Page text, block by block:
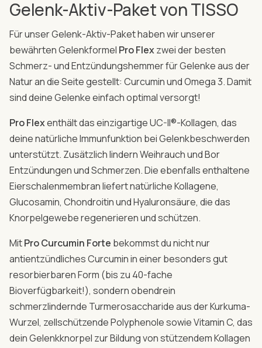
Gelenk-Aktiv-Paket von TISSO
Für unser Gelenk-Aktiv-Paket haben wir unserer
bewährten Gelenkformel Pro Flexzwei der besten
Schmerz- und Entzündungshemmer für Gelenke aus der
Natur an die Seite gestellt: Curcumin und Omega 3. Damit
sind deine Gelenke einfach optimal versorgt!
Pro Flexenthält das einzigartige UC-II®-Kollagen, das
deine natürliche Immunfunktion bei Gelenkbeschwerden
unterstützt. Zusätzlich lindern Weihrauch und Bor
Entzündungen und Schmerzen. Die ebenfalls enthaltene
Eierschalenmembran liefert natürliche Kollagene,
Glucosamin, Chondroitin und Hyaluronsäure, die das
Knorpelgewebe regenerieren und schützen.
MitPro Curcumin Forte bekommst du nicht nur
antientzündliches Curcumin in einer besonders gut
resorbierbaren Form (bis zu 40-fache
Bioverfügbarkeit!), sondern obendrein
schmerzlindernde Turmerosaccharide aus der Kurkuma-
Wurzel, zellschützende Polyphenole sowie Vitamin C, das
dein Gelenkknorpel zur Bildung von stützendem Kollagen